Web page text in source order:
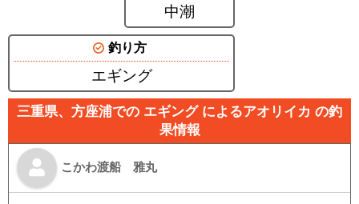
中潮
釣り方
エギング
三重県、方座浦での エギング によるアオリイカ の釣
果情報
こかわ渡船 雅丸